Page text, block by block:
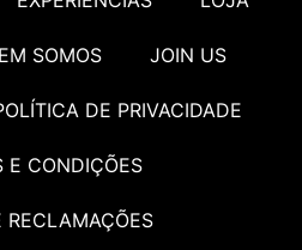
SOMOS JOIN US
DE PRIVACIDADE
E CONDIÇÕES
RECLAMAÇÕES